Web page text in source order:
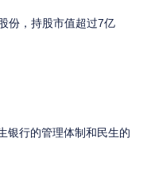
份，持股市值超过7亿
行的管理体制和民生的